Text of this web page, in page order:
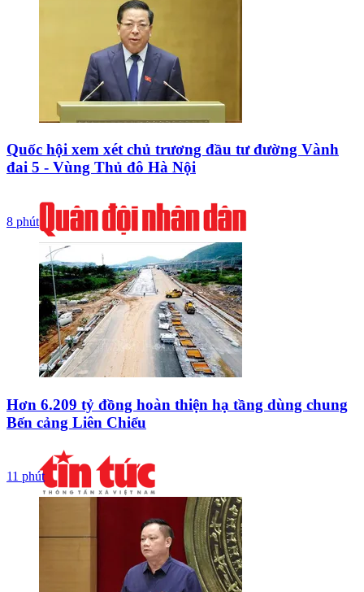
Quốc hội xem xét chủ trương đầu tư đường Vành
đai 5 - Vùng Thủ đô Hà Nội
8 phút
Hơn 6.209 tỷ đồng hoàn thiện hạ tầng dùng chung
Bến cảng Liên Chiểu
11 phút